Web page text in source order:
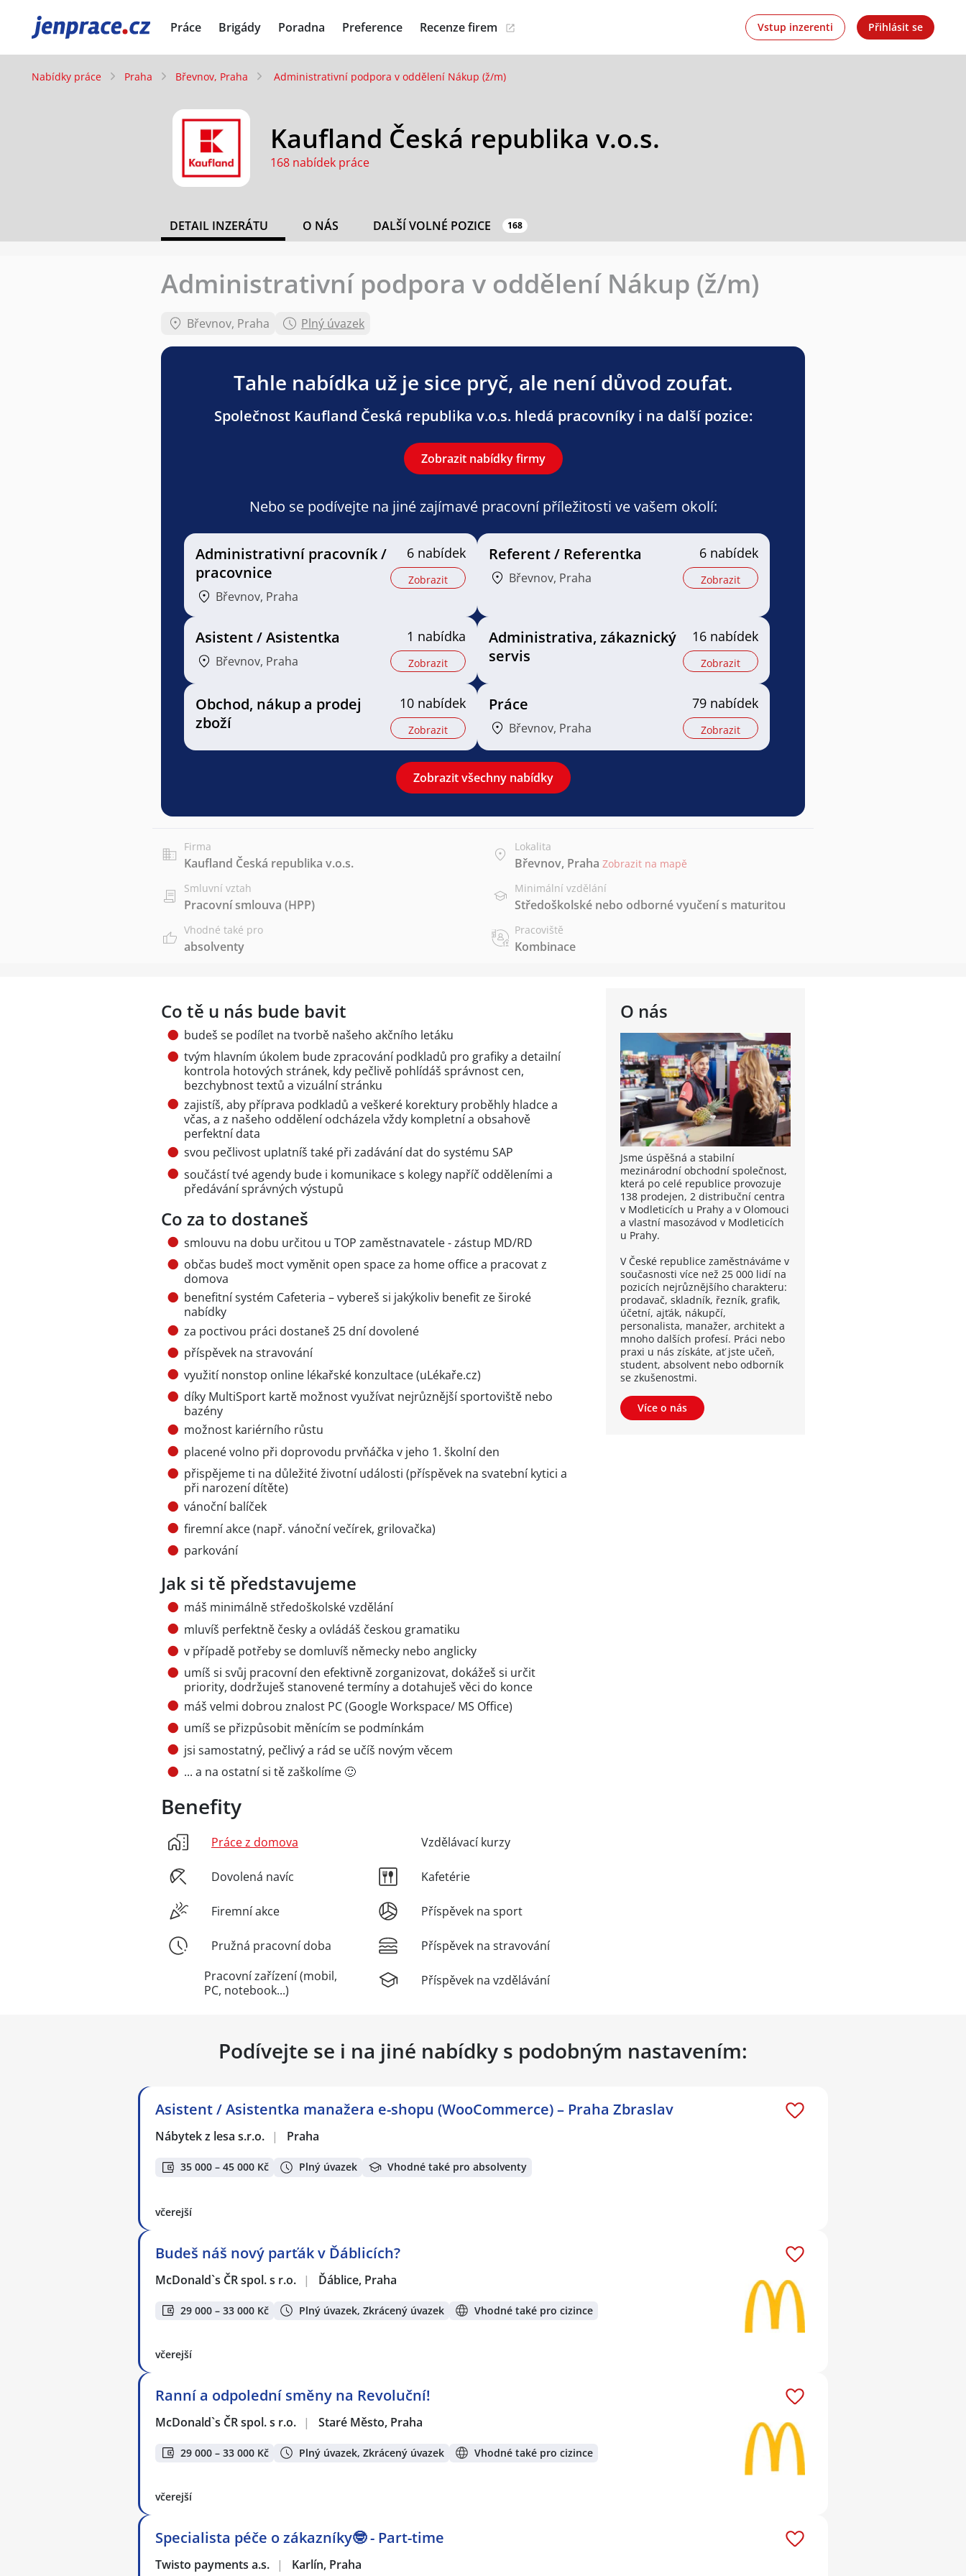
JenPráce.cz Práce Brigády Poradna Preference Recenze firem Vstup inzerenti Přihlásit se
Nabídky práce Praha Břevnov, Praha Administrativní podpora v oddělení Nákup (ž/m)
Kaufland Česká republika v.o.s.
168 nabídek práce
DETAIL INZERÁTU O NÁS DALŠÍ VOLNÉ POZICE 168
Administrativní podpora v oddělení Nákup (ž/m)
Břevnov, Praha Plný úvazek
Tahle nabídka už je sice pryč, ale není důvod zoufat.
Společnost Kaufland Česká republika v.o.s. hledá pracovníky i na další pozice:
Zobrazit nabídky firmy
Nebo se podívejte na jiné zajímavé pracovní příležitosti ve vašem okolí:
Administrativní pracovník /
pracovnice
Břevnov, Praha
6 nabídek
Zobrazit
Referent / Referentka
Břevnov, Praha
6 nabídek
Zobrazit
Asistent / Asistentka
Břevnov, Praha
1 nabídka
Zobrazit
Administrativa, zákaznický
servis
16 nabídek
Zobrazit
Obchod, nákup a prodej
zboží
10 nabídek
Zobrazit
Práce
Břevnov, Praha
79 nabídek
Zobrazit
Zobrazit všechny nabídky
Firma
Kaufland Česká republika v.o.s.
Lokalita
Břevnov, Praha Zobrazit na mapě
Smluvní vztah
Pracovní smlouva (HPP)
Minimální vzdělání
Středoškolské nebo odborné vyučení s maturitou
Vhodné také pro
absolventy
Pracoviště
Kombinace
O nás
Jsme úspěšná a stabilní
mezinárodní obchodní společnost,
která po celé republice provozuje
138 prodejen, 2 distribuční centra
v Modleticích u Prahy a v Olomouci
a vlastní masozávod v Modleticích
u Prahy.
V České republice zaměstnáváme v
současnosti více než 25 000 lidí na
pozicích nejrůznějšího charakteru:
prodavač, skladník, řezník, grafik,
účetní, ajťák, nákupčí,
personalista, manažer, architekt a
mnoho dalších profesí. Práci nebo
praxi u nás získáte, ať jste učeň,
student, absolvent nebo odborník
se zkušenostmi.
Více o nás
Co tě u nás bude bavit
budeš se podílet na tvorbě našeho akčního letáku
tvým hlavním úkolem bude zpracování podkladů pro grafiky a detailní
kontrola hotových stránek, kdy pečlivě pohlídáš správnost cen,
bezchybnost textů a vizuální stránku
zajistíš, aby příprava podkladů a veškeré korektury proběhly hladce a
včas, a z našeho oddělení odcházela vždy kompletní a obsahově
perfektní data
svou pečlivost uplatníš také při zadávání dat do systému SAP
součástí tvé agendy bude i komunikace s kolegy napříč odděleními a
předávání správných výstupů
Co za to dostaneš
smlouvu na dobu určitou u TOP zaměstnavatele - zástup MD/RD
občas budeš moct vyměnit open space za home office a pracovat z
domova
benefitní systém Cafeteria – vybereš si jakýkoliv benefit ze široké
nabídky
za poctivou práci dostaneš 25 dní dovolené
příspěvek na stravování
využití nonstop online lékařské konzultace (uLékaře.cz)
díky MultiSport kartě možnost využívat nejrůznější sportoviště nebo
bazény
možnost kariérního růstu
placené volno při doprovodu prvňáčka v jeho 1. školní den
přispějeme ti na důležité životní události (příspěvek na svatební kytici a
při narození dítěte)
vánoční balíček
firemní akce (např. vánoční večírek, grilovačka)
parkování
Jak si tě představujeme
máš minimálně středoškolské vzdělání
mluvíš perfektně česky a ovládáš českou gramatiku
v případě potřeby se domluvíš německy nebo anglicky
umíš si svůj pracovní den efektivně zorganizovat, dokážeš si určit
priority, dodržuješ stanovené termíny a dotahuješ věci do konce
máš velmi dobrou znalost PC (Google Workspace/ MS Office)
umíš se přizpůsobit měnícím se podmínkám
jsi samostatný, pečlivý a rád se učíš novým věcem
... a na ostatní si tě zaškolíme 🙂
Benefity
Práce z domova
Dovolená navíc
Firemní akce
Pružná pracovní doba
Pracovní zařízení (mobil,
PC, notebook...)
Vzdělávací kurzy
Kafetérie
Příspěvek na sport
Příspěvek na stravování
Příspěvek na vzdělávání
Podívejte se i na jiné nabídky s podobným nastavením:
Asistent / Asistentka manažera e-shopu (WooCommerce) – Praha Zbraslav
Nábytek z lesa s.r.o. | Praha
35 000 – 45 000 Kč Plný úvazek Vhodné také pro absolventy
včerejší
Budeš náš nový parťák v Ďáblicích?
McDonald`s ČR spol. s r.o. | Ďáblice, Praha
29 000 – 33 000 Kč Plný úvazek, Zkrácený úvazek Vhodné také pro cizince
včerejší
Ranní a odpolední směny na Revoluční!
McDonald`s ČR spol. s r.o. | Staré Město, Praha
29 000 – 33 000 Kč Plný úvazek, Zkrácený úvazek Vhodné také pro cizince
včerejší
Specialista péče o zákazníky🤓 - Part-time
Twisto payments a.s. | Karlín, Praha